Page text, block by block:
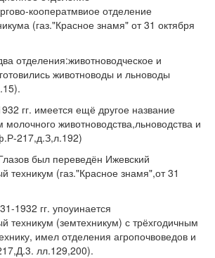
кооператмвиое отделение
(газ."Красное знамя" от 31 октября
отделения:животноводческое и
животноводы и льноводы
гг. имеется ещё другое название
молочного животноводства,льноводства и
217,д.З,л.192)
был переведён Ижевский
техникум (газ."Красное знамя",от 31
1932 гг. упоуинается
техникум (земтехникум) с трёхгодичным
имел отделения агропочвоведов и
лл.129,200).